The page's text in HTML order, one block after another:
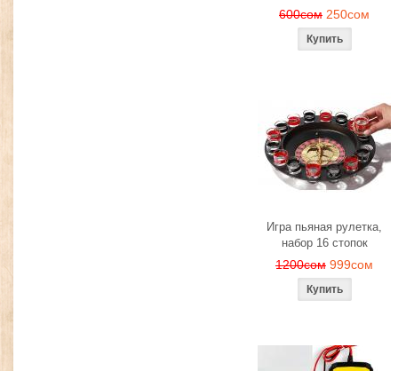
600сом 250сом
Игра пьяная рулетка,
набор 16 стопок
1200сом 999сом